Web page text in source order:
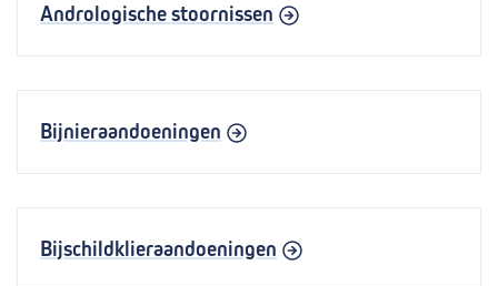
Andrologische stoornissen
Bijnieraandoeningen
Bijschildklieraandoeningen